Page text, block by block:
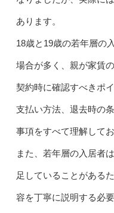
あります。
18歳と19歳の若年層の
場合が多く、親が家賃
契約時に確認すべきポ
支払い方法、退去時の
事項をすべて理解して
また、若年層の入居者
足していることがある
容を丁寧に説明する必